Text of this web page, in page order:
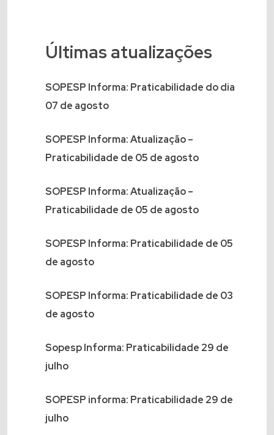
Últimas atualizações
SOPESP Informa: Praticabilidade do dia
07 de agosto
SOPESP Informa: Atualização –
Praticabilidade de 05 de agosto
SOPESP Informa: Atualização –
Praticabilidade de 05 de agosto
SOPESP Informa: Praticabilidade de 05
de agosto
SOPESP Informa: Praticabilidade de 03
de agosto
Sopesp Informa: Praticabilidade 29 de
julho
SOPESP informa: Praticabilidade 29 de
julho